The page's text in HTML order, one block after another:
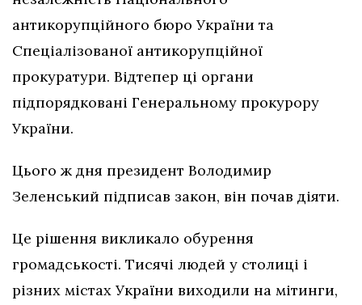
антикорупційного бюро України та
Спеціалізованої антикорупційної
прокуратури. Відтепер ці органи
підпорядковані Генеральному прокурору
України.
Цього ж дня президент Володимир
Зеленський підписав закон, він почав діяти.
Це рішення викликало обурення
громадськості. Тисячі людей у столиці і
різних містах України виходили на мітинги,